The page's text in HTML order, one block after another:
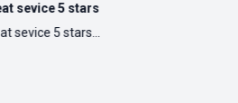
5 stars
5 stars...